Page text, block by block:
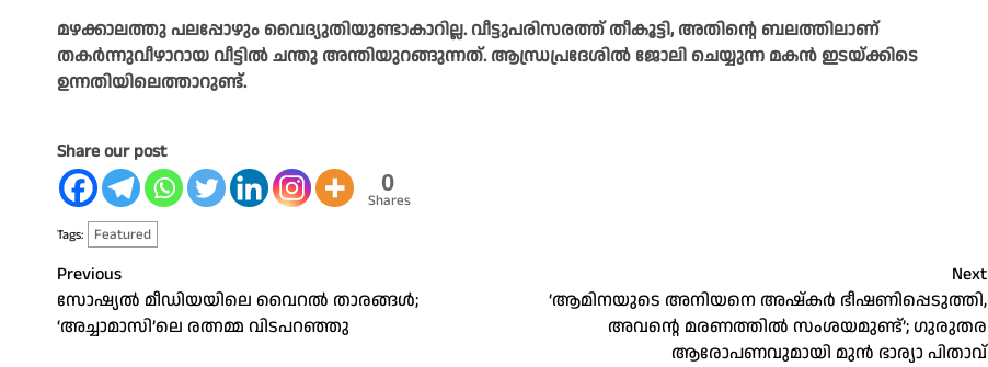
മഴക്കാലത്തു പലപ്പോഴും വൈദ്യുതിയുണ്ടാകാറില്ല. വീട്ടുപരിസരത്ത് തീകൂട്ടി, അതിന്റെ ബലത്തിലാണ്
തകർന്നുവീഴാറായ വീട്ടിൽ ചന്തു അന്തിയുറങ്ങുന്നത്. ആന്ധ്രപ്രദേശിൽ ജോലി ചെയ്യുന്ന മകൻ ഇടയ്ക്കിടെ
ഉന്നതിയിലെത്താറുണ്ട്.
Share our post
0
Shares
Tags: Featured
Post
navigation
Previous
സോഷ്യൽ മീഡിയയിലെ വൈറൽ താരങ്ങൾ;
‘അച്ചാമാസി’ലെ രത്നമ്മ വിടപറഞ്ഞു
Next
‘ആമിനയുടെ അനിയനെ അഷ്‌കർ ഭീഷണിപ്പെടുത്തി,
അവന്റെ മരണത്തിൽ സംശയമുണ്ട്’; ഗുരുതര
ആരോപണവുമായി മുൻ ഭാര്യാ പിതാവ്